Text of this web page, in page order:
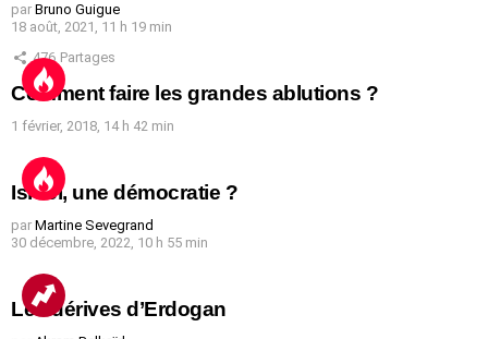
par Bruno Guigue
18 août, 2021, 11 h 19 min
476 Partages
Comment faire les grandes ablutions ?
1 février, 2018, 14 h 42 min
Israël, une démocratie ?
par Martine Sevegrand
30 décembre, 2022, 10 h 55 min
Les dérives d’Erdogan